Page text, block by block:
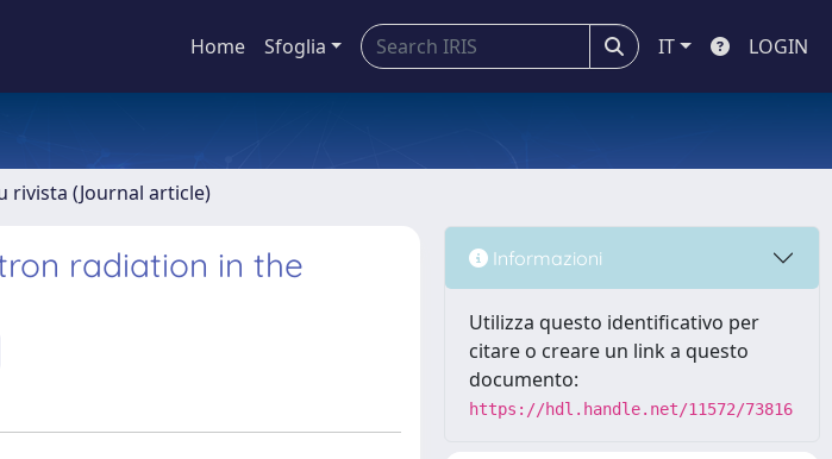
Home Sfoglia IT LOGIN
rivista (Journal article)
radiation in the
Informazioni
Utilizza questo identificativo per
citare o creare un link a questo
documento:
https://hdl.handle.net/11572/73816